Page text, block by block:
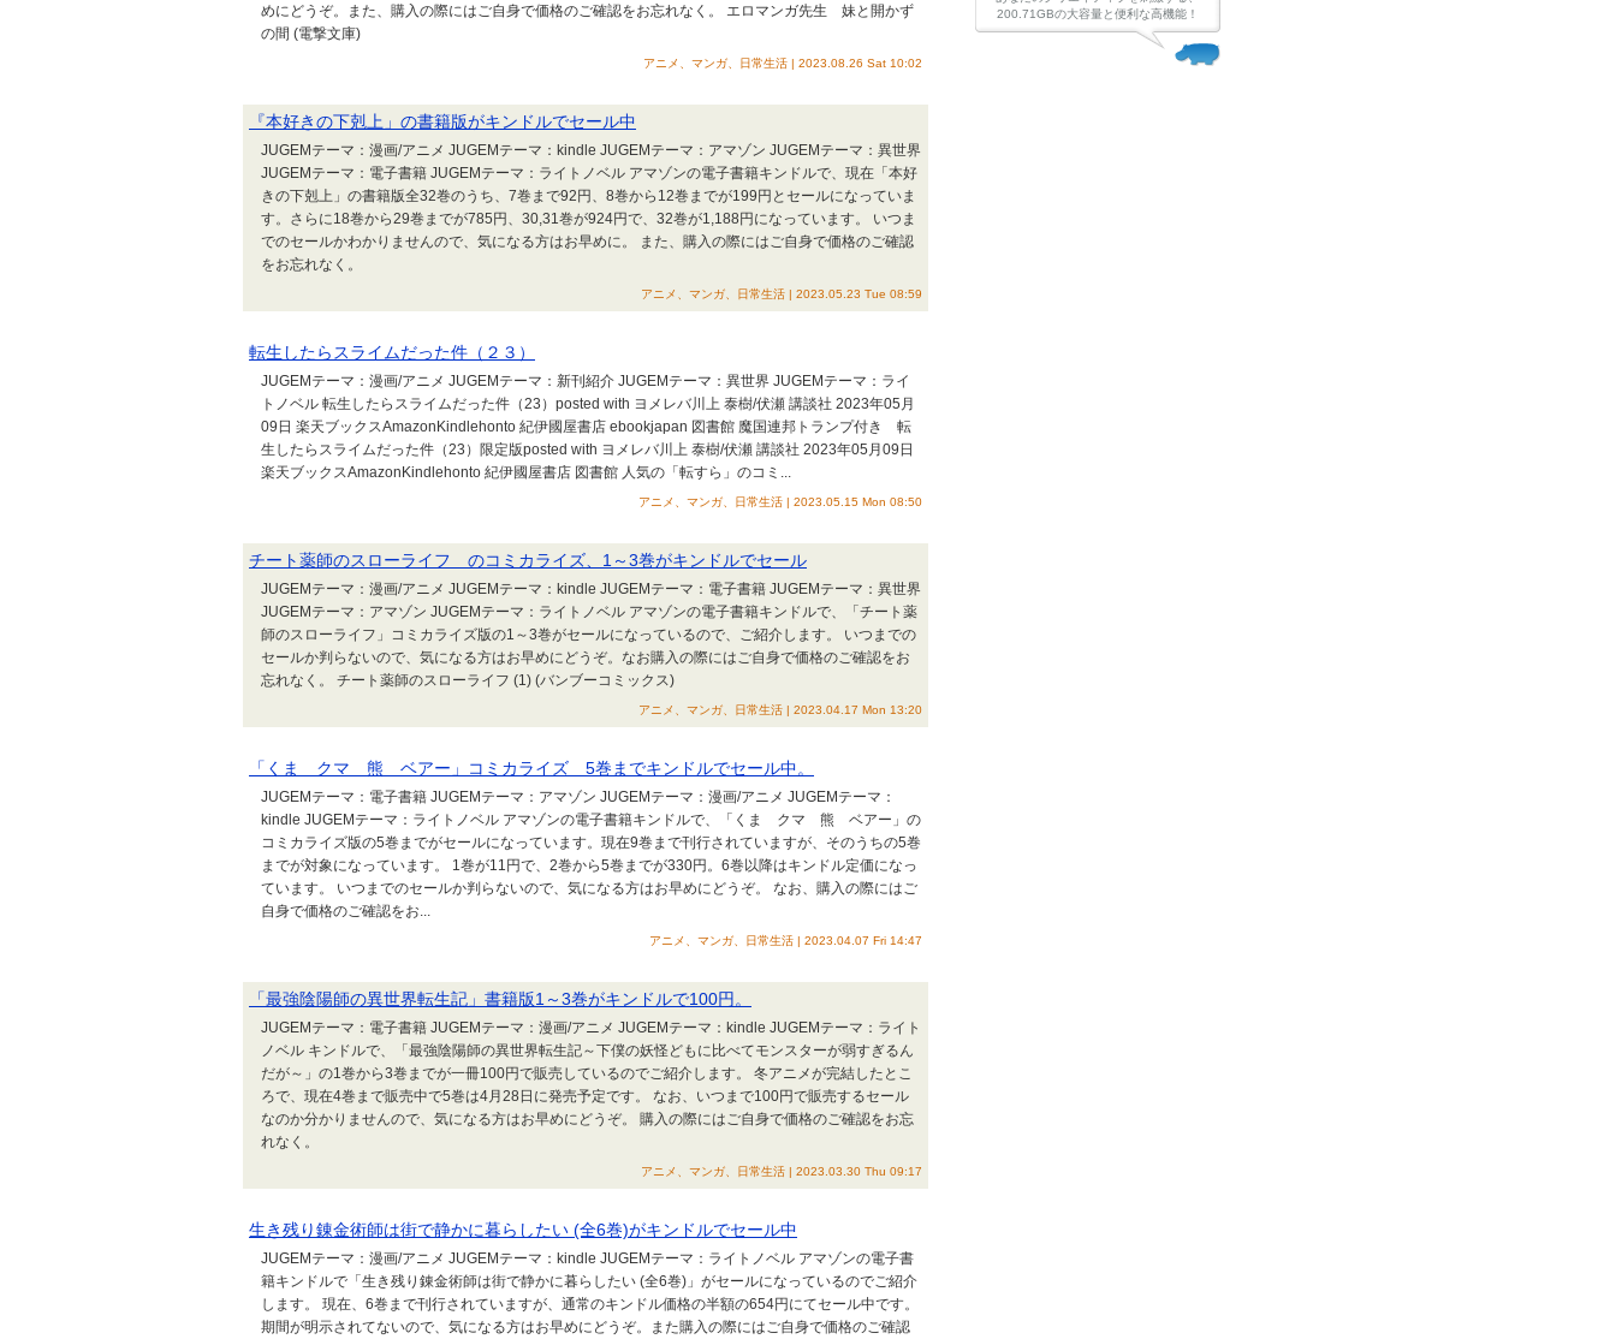
めにどうぞ。また、購入の際にはご自身で価格のご確認をお忘れなく。 エロマンガ先生 妹と開かず
の間 (電撃文庫)
アニメ、マンガ、日常生活 | 2023.08.26 Sat 10:02
『本好きの下剋上」の書籍版がキンドルでセール中
JUGEMテーマ：漫画/アニメ JUGEMテーマ：kindle JUGEMテーマ：アマゾン JUGEMテーマ：異世界
JUGEMテーマ：電子書籍 JUGEMテーマ：ライトノベル アマゾンの電子書籍キンドルで、現在「本好
きの下剋上」の書籍版全32巻のうち、7巻まで92円、8巻から12巻までが199円とセールになっていま
す。さらに18巻から29巻までが785円、30,31巻が924円で、32巻が1,188円になっています。 いつま
でのセールかわかりませんので、気になる方はお早めに。 また、購入の際にはご自身で価格のご確認
をお忘れなく。
アニメ、マンガ、日常生活 | 2023.05.23 Tue 08:59
転生したらスライムだった件（２３）
JUGEMテーマ：漫画/アニメ JUGEMテーマ：新刊紹介 JUGEMテーマ：異世界 JUGEMテーマ：ライ
トノベル 転生したらスライムだった件（23）posted with ヨメレバ川上 泰樹/伏瀬 講談社 2023年05月
09日 楽天ブックスAmazonKindlehonto 紀伊國屋書店 ebookjapan 図書館 魔国連邦トランプ付き 転
生したらスライムだった件（23）限定版posted with ヨメレバ川上 泰樹/伏瀬 講談社 2023年05月09日
楽天ブックスAmazonKindlehonto 紀伊國屋書店 図書館 人気の「転すら」のコミ...
アニメ、マンガ、日常生活 | 2023.05.15 Mon 08:50
チート薬師のスローライフ のコミカライズ、1～3巻がキンドルでセール
JUGEMテーマ：漫画/アニメ JUGEMテーマ：kindle JUGEMテーマ：電子書籍 JUGEMテーマ：異世界
JUGEMテーマ：アマゾン JUGEMテーマ：ライトノベル アマゾンの電子書籍キンドルで、「チート薬
師のスローライフ」コミカライズ版の1～3巻がセールになっているので、ご紹介します。 いつまでの
セールか判らないので、気になる方はお早めにどうぞ。なお購入の際にはご自身で価格のご確認をお
忘れなく。 チート薬師のスローライフ (1) (バンブーコミックス)
アニメ、マンガ、日常生活 | 2023.04.17 Mon 13:20
「くま クマ 熊 ベアー」コミカライズ 5巻までキンドルでセール中。
JUGEMテーマ：電子書籍 JUGEMテーマ：アマゾン JUGEMテーマ：漫画/アニメ JUGEMテーマ：
kindle JUGEMテーマ：ライトノベル アマゾンの電子書籍キンドルで、「くま クマ 熊 ベアー」の
コミカライズ版の5巻までがセールになっています。現在9巻まで刊行されていますが、そのうちの5巻
までが対象になっています。 1巻が11円で、2巻から5巻までが330円。6巻以降はキンドル定価になっ
ています。 いつまでのセールか判らないので、気になる方はお早めにどうぞ。 なお、購入の際にはご
自身で価格のご確認をお...
アニメ、マンガ、日常生活 | 2023.04.07 Fri 14:47
「最強陰陽師の異世界転生記」書籍版1～3巻がキンドルで100円。
JUGEMテーマ：電子書籍 JUGEMテーマ：漫画/アニメ JUGEMテーマ：kindle JUGEMテーマ：ライト
ノベル キンドルで、「最強陰陽師の異世界転生記～下僕の妖怪どもに比べてモンスターが弱すぎるん
だが～」の1巻から3巻までが一冊100円で販売しているのでご紹介します。 冬アニメが完結したとこ
ろで、現在4巻まで販売中で5巻は4月28日に発売予定です。 なお、いつまで100円で販売するセール
なのか分かりませんので、気になる方はお早めにどうぞ。 購入の際にはご自身で価格のご確認をお忘
れなく。
アニメ、マンガ、日常生活 | 2023.03.30 Thu 09:17
生き残り錬金術師は街で静かに暮らしたい (全6巻)がキンドルでセール中
JUGEMテーマ：漫画/アニメ JUGEMテーマ：kindle JUGEMテーマ：ライトノベル アマゾンの電子書
籍キンドルで「生き残り錬金術師は街で静かに暮らしたい (全6巻)」がセールになっているのでご紹介
します。 現在、6巻まで刊行されていますが、通常のキンドル価格の半額の654円にてセール中です。
期間が明示されてないので、気になる方はお早めにどうぞ。また購入の際にはご自身で価格のご確認
200.71GBの大容量と便利な高機能！